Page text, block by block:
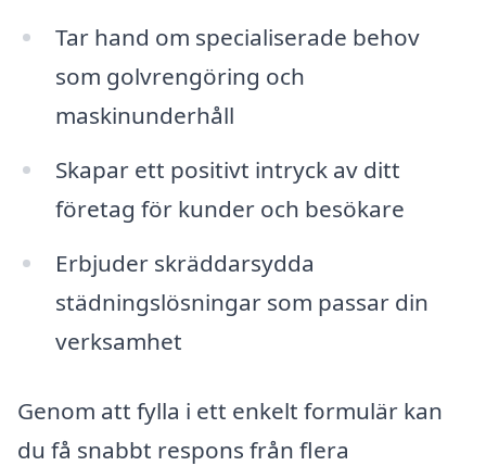
Tar hand om specialiserade behov
som golvrengöring och
maskinunderhåll
Skapar ett positivt intryck av ditt
företag för kunder och besökare
Erbjuder skräddarsydda
städningslösningar som passar din
verksamhet
Genom att fylla i ett enkelt formulär kan
du få snabbt respons från flera